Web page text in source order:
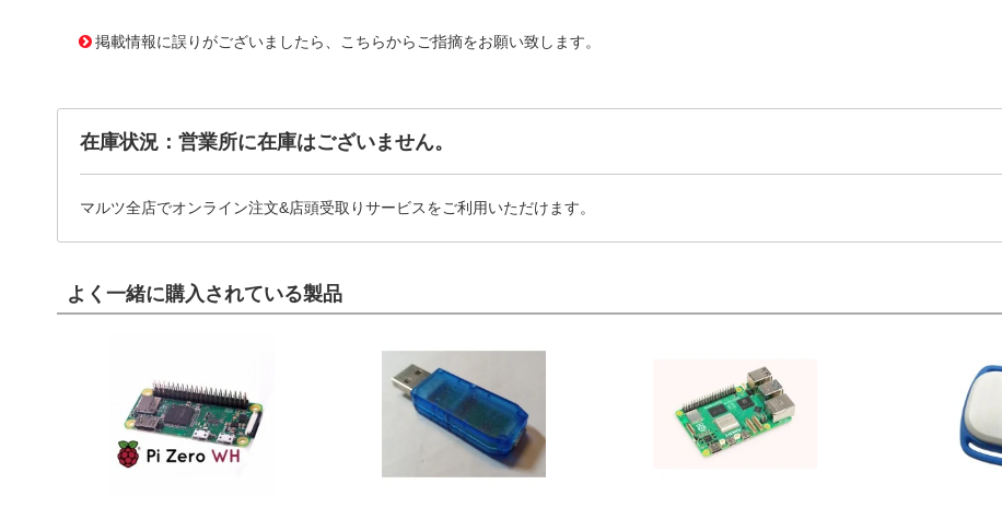
掲載情報に誤りがございましたら、こちらからご指摘をお願い致します。
在庫状況：営業所に在庫はございません。
マルツ全店でオンライン注文&店頭受取りサービスをご利用いただけます。
よく一緒に購入されている製品